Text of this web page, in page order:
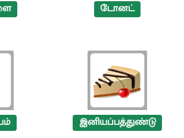
டோனட்
இனியப்பத்துண்டு